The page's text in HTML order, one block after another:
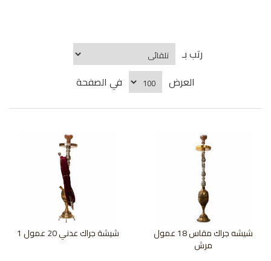
رتب بـ
العرض
في الصفحة
شيشه جراك مقاس 18 عمول
مرش
شيشة جراك عدني 20 عمول 1